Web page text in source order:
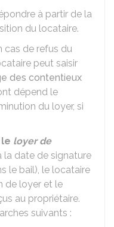
à partir de la
du locataire.
cas de refus du
peut saisir
des contentieux
dépend le
du loyer, si
loyer de
la date de signature
le bail), le locataire
de loyer et le
au propriétaire.
suivants :